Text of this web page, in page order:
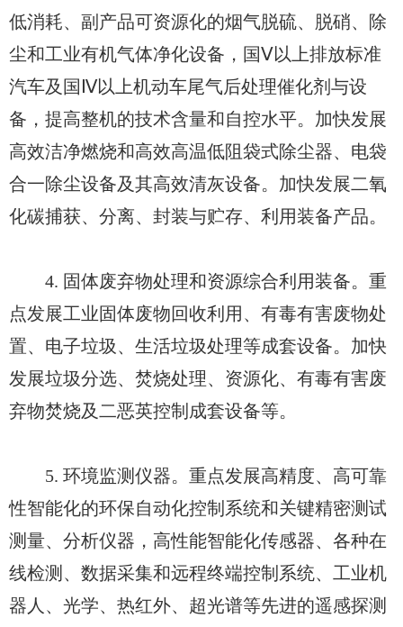
低消耗、副产品可资源化的烟气脱硫、脱硝、除
尘和工业有机气体净化设备，国Ⅴ以上排放标准
汽车及国Ⅳ以上机动车尾气后处理催化剂与设
备，提高整机的技术含量和自控水平。加快发展
高效洁净燃烧和高效高温低阻袋式除尘器、电袋
合一除尘设备及其高效清灰设备。加快发展二氧
化碳捕获、分离、封装与贮存、利用装备产品。
4. 固体废弃物处理和资源综合利用装备。重
点发展工业固体废物回收利用、有毒有害废物处
置、电子垃圾、生活垃圾处理等成套设备。加快
发展垃圾分选、焚烧处理、资源化、有毒有害废
弃物焚烧及二恶英控制成套设备等。
5. 环境监测仪器。重点发展高精度、高可靠
性智能化的环保自动化控制系统和关键精密测试
测量、分析仪器，高性能智能化传感器、各种在
线检测、数据采集和远程终端控制系统、工业机
器人、光学、热红外、超光谱等先进的遥感探测